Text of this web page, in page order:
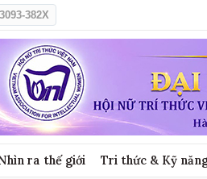
382X
ra thế giới Tri thức & Kỹ